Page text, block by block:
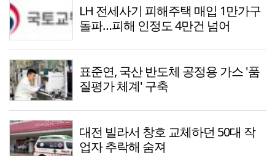
LH 전세사기 피해주택 매입 1만가구
돌파…피해 인정도 4만건 넘어
표준연, 국산 반도체 공정용 가스 '품
질평가 체계' 구축
대전 빌라서 창호 교체하던 50대 작
업자 추락해 숨져